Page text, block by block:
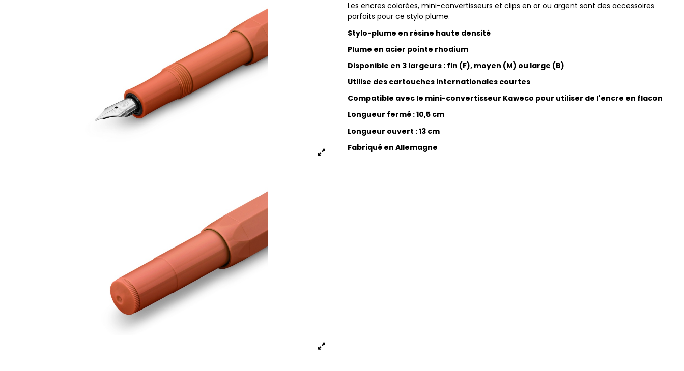
Les encres colorées, mini-convertisseurs et clips en or ou argent sont des accessoires
parfaits pour ce stylo plume.
Stylo-plume en résine haute densité
Plume en acier pointe rhodium
Disponible en 3 largeurs : fin (F), moyen (M) ou large (B)
Utilise des cartouches internationales courtes
Compatible avec le mini-convertisseur Kaweco pour utiliser de l'encre en flacon
Longueur fermé : 10,5 cm
Longueur ouvert : 13 cm
Fabriqué en Allemagne